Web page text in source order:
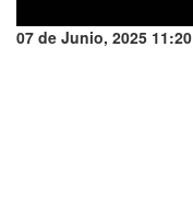
07 de Junio, 2025 11:20